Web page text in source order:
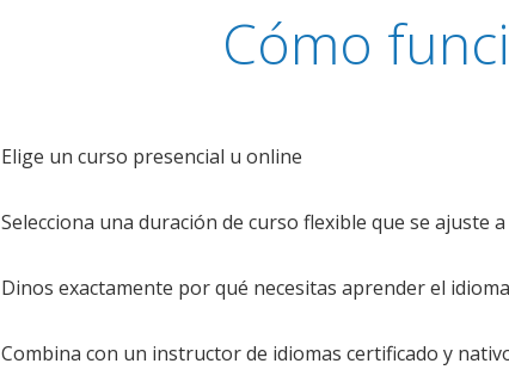
Cómo
Elige un curso presencial u online
Selecciona una duración de curso flexible que se ajuste
Dinos exactamente por qué necesitas aprender el idioma
Combina con un instructor de idiomas certificado y